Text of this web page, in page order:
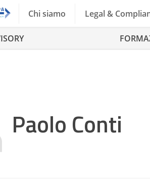
Chi siamo Legal &
Paolo Conti